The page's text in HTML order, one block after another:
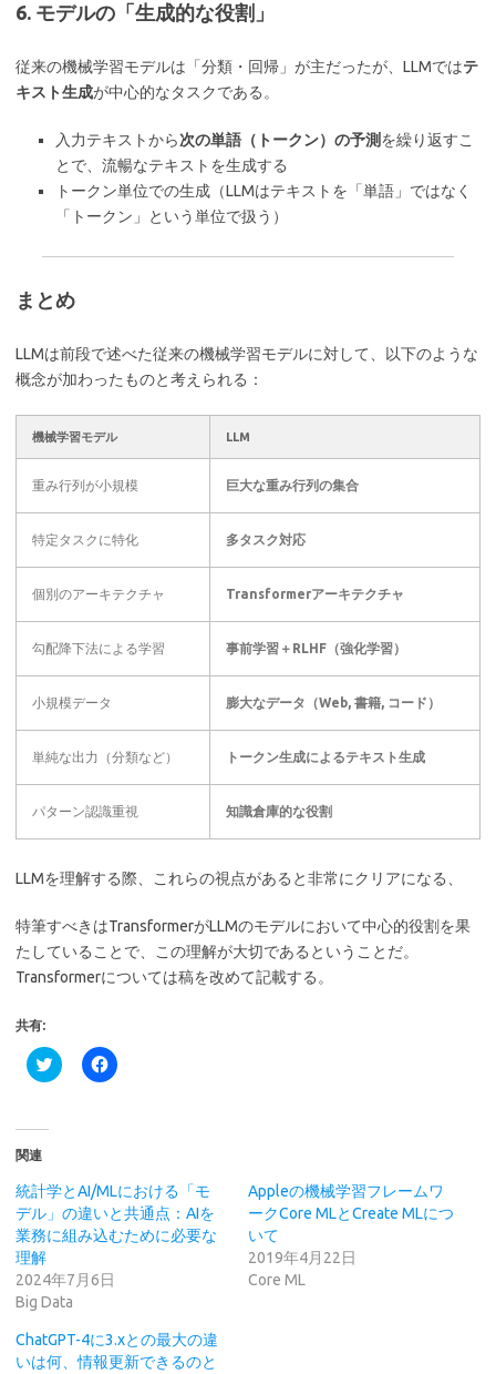
6. モデルの「生成的な役割」
従来の機械学習モデルは「分類・回帰」が主だったが、LLMではテ
キスト生成が中心的なタスクである。
入力テキストから次の単語（トークン）の予測を繰り返すこ
とで、流暢なテキストを生成する
トークン単位での生成（LLMはテキストを「単語」ではなく
「トークン」という単位で扱う）
まとめ
LLMは前段で述べた従来の機械学習モデルに対して、以下のような
概念が加わったものと考えられる：
機械学習モデル LLM
重み行列が小規模 巨大な重み行列の集合
特定タスクに特化 多タスク対応
個別のアーキテクチャ Transformerアーキテクチャ
勾配降下法による学習 事前学習＋RLHF（強化学習）
小規模データ 膨大なデータ（Web, 書籍, コード）
単純な出力（分類など） トークン生成によるテキスト生成
パターン認識重視 知識倉庫的な役割
LLMを理解する際、これらの視点があると非常にクリアになる、
特筆すべきはTransformerがLLMのモデルにおいて中心的役割を果
たしていることで、この理解が大切であるということだ。
Transformerについては稿を改めて記載する。
共有:
ク
リ
t
r
で
有
新
い
ウ
ィ
F
a
共
有
す
る
に
ク
リ
し
て
く
関連
統計学とAI/MLにおける「モ
デル」の違いと共通点：AIを
業務に組み込むために必要な
理解
2024年7月6日
Big Data
Appleの機械学習フレームワ
ークCore MLとCreate MLにつ
いて
2019年4月22日
Core ML
ChatGPT-4に3.xとの最大の違
いは何、情報更新できるのと